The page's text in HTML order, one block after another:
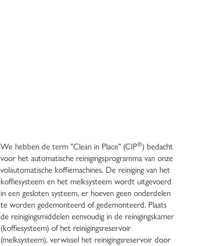
We hebben de term "Clean in Place" (CIP®) bedacht
voor het automatische reinigingsprogramma van onze
volautomatische koffiemachines. De reiniging van het
koffiesysteem en het melksysteem wordt uitgevoerd
in een gesloten systeem, er hoeven geen onderdelen
te worden gedemonteerd of gedemonteerd. Plaats
de reinigingsmiddelen eenvoudig in de reinigingskamer
(koffiesysteem) of het reinigingsreservoir
(melksysteem), verwissel het reinigingsreservoir door